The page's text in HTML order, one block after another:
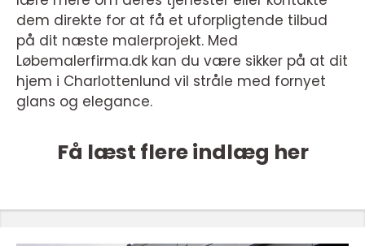
dem direkte for at få et uforpligtende tilbud
på dit næste malerprojekt. Med
Løbemalerfirma.dk kan du være sikker på at dit
hjem i Charlottenlund vil stråle med fornyet
glans og elegance.
Få læst flere indlæg her